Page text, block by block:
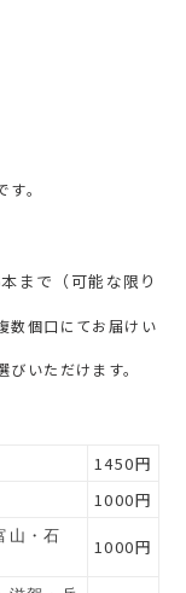
。
まで（可能な限り
数個口にてお届けい
いただけます。
1450円
1000円
山・石
1000円